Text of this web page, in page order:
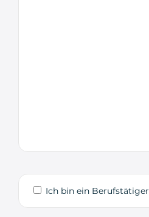
Ich bin ein Berufstätiger